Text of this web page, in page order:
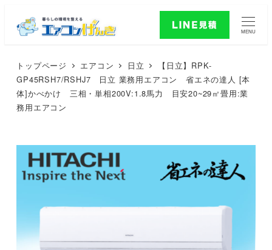
MENU
トップページ エアコン 日立
【日立】RPK-
GP45RSH7/RSHJ7 日立 業務用エアコン 省エネの達人 [本
体]かべかけ 三相・単相200V:1.8馬力 目安20~29㎡畳用:業
務用エアコン